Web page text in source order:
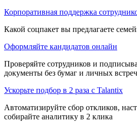
Корпоративная поддержка
Какой соцпакет вы предлагаете
Оформляйте кандидатов онлайн
Проверяйте сотрудников и
документы без бумаг и личных встреч
Ускорьте подбор в 2 раза с Talantix
Автоматизируйте сбор откликов,
собирайте аналитику в 2 клика